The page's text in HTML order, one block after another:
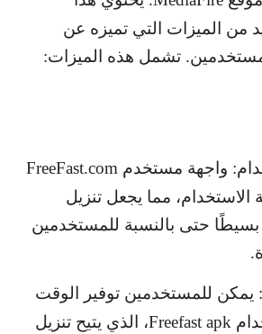
من الميزات التي تميزه عن
تشمل هذه الميزات:
واجهة مستخدم FreeFast.com
مما يجعل تنزيل
بسيطًا حتى بالنسبة للمستخدمين
يمكن للمستخدمين توفير الوقت
Freefast apk، الذي يتيح تنزيل